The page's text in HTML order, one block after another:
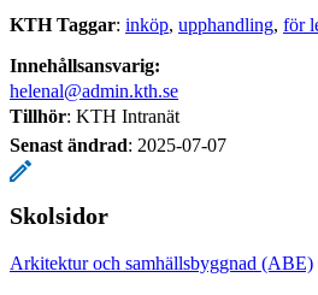
KTH Taggar: inköp upphandling för
Innehållsansvarig:
helenal@admin.kth.se
Tillhör: KTH Intranät
Senast ändrad: 2025-07-07
Skolsidor
Arkitektur och samhällsbyggnad (ABE)